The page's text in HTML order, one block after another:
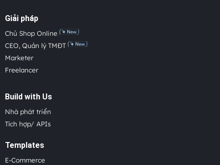
Giải pháp
Chủ Shop Online
CEO, Quản lý TMĐT
Marketer
Freelancer
Build with Us
Nhà phát triển
Tích hợp/ APIs
Templates
E-Commerce